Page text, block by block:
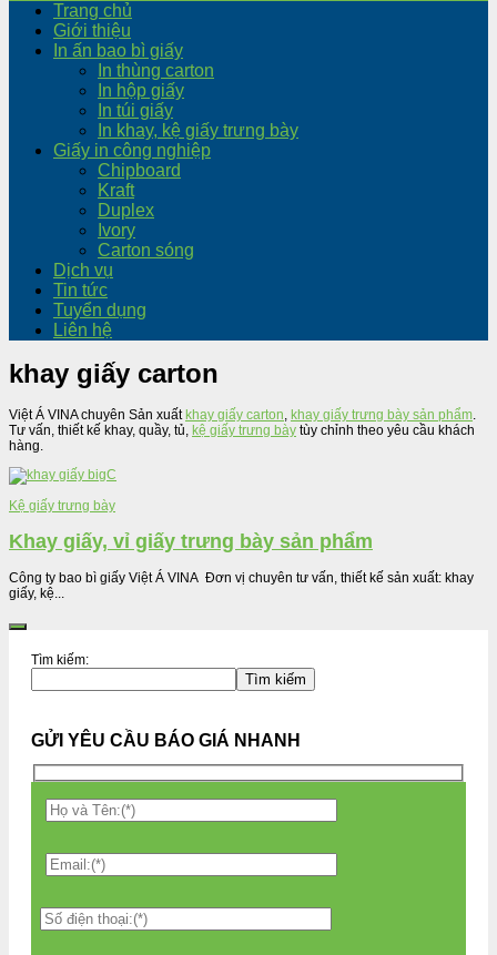
Trang chủ
Giới thiệu
In ấn bao bì giấy
In thùng carton
In hộp giấy
In túi giấy
In khay, kệ giấy trưng bày
Giấy in công nghiệp
Chipboard
Kraft
Duplex
Ivory
Carton sóng
Dịch vụ
Tin tức
Tuyển dụng
Liên hệ
khay giấy carton
Việt Á VINA chuyên Sản xuất khay giấy carton, khay giấy trưng bày sản phẩm.
Tư vấn, thiết kế khay, quầy, tủ, kệ giấy trưng bày tùy chỉnh theo yêu cầu khách
hàng.
Kệ giấy trưng bày
Khay giấy, vỉ giấy trưng bày sản phẩm
Công ty bao bì giấy Việt Á VINA Đơn vị chuyên tư vấn, thiết kế sản xuất: khay
giấy, kệ...
Tìm kiếm:
Tìm kiếm
GỬI YÊU CẦU BÁO GIÁ NHANH